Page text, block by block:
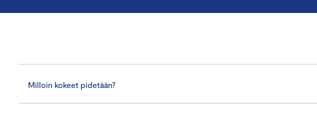
Milloin kokeet pidetään?